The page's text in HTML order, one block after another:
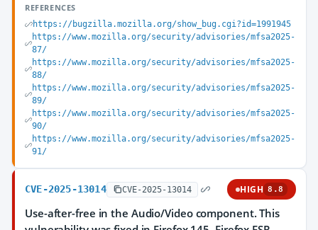
REFERENCES
https://bugzilla.mozilla.org/show_bug.cgi?id=1991945
https://www.mozilla.org/security/advisories/mfsa2025-
87/
https://www.mozilla.org/security/advisories/mfsa2025-
88/
https://www.mozilla.org/security/advisories/mfsa2025-
89/
https://www.mozilla.org/security/advisories/mfsa2025-
90/
https://www.mozilla.org/security/advisories/mfsa2025-
91/
CVE-2025-13014 CVE-2025-13014 HIGH 8.8
Use-after-free in the Audio/Video component. This